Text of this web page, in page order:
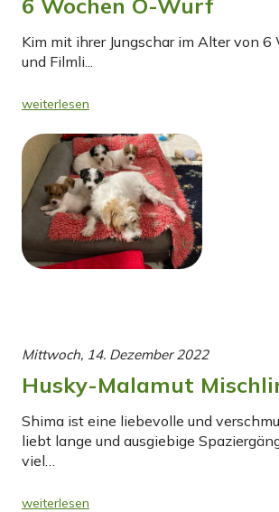
6 Wochen O-Wurf
Kim mit ihrer Jungschar im Alter von 6
und Filmli...
weiterlesen
Mittwoch, 14. Dezember 2022
Husky-Malamut
Shima ist eine liebevolle und
liebt lange und ausgiebige
viel…
weiterlesen